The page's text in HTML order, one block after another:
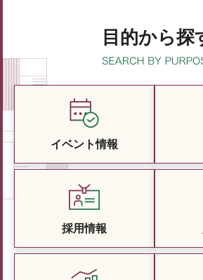
目的から探
イベント情報
採用情報